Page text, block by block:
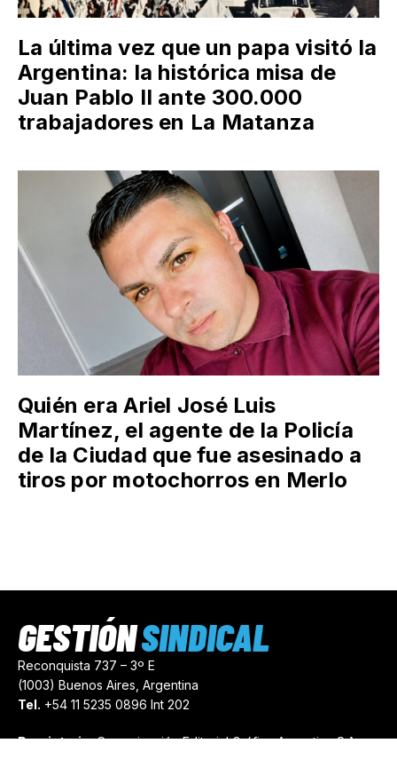
La última vez que un papa visitó la
Argentina: la histórica misa de
Juan Pablo II ante 300.000
trabajadores en La Matanza
Quién era Ariel José Luis
Martínez, el agente de la Policía
de la Ciudad que fue asesinado a
tiros por motochorros en Merlo
Reconquista 737 – 3º E
(1003) Buenos Aires, Argentina
Tel. +54 11 5235 0896 Int 202
Propietario:Comunicación Editorial Gráfica Argentina S.A.
GESTIÓNSINDICAL